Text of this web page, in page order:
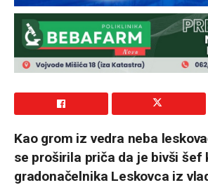
Kao grom iz vedra neba
se proširila priča da je bivši šef
gradonačelnika Leskovca iz